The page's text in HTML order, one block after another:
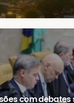
com debates